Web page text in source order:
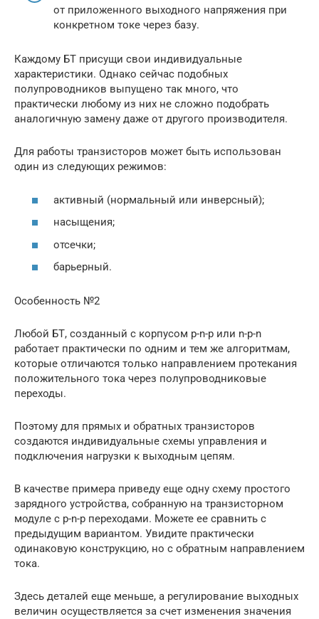
от приложенного выходного напряжения при
конкретном токе через базу.
Каждому БТ присущи свои индивидуальные
характеристики. Однако сейчас подобных
полупроводников выпущено так много, что
практически любому из них не сложно подобрать
аналогичную замену даже от другого производителя.
Для работы транзисторов может быть использован
один из следующих режимов:
активный (нормальный или инверсный);
насыщения;
отсечки;
барьерный.
Особенность №2
Любой БТ, созданный с корпусом p-n-p или n-p-n
работает практически по одним и тем же алгоритмам,
которые отличаются только направлением протекания
положительного тока через полупроводниковые
переходы.
Поэтому для прямых и обратных транзисторов
создаются индивидуальные схемы управления и
подключения нагрузки к выходным цепям.
В качестве примера приведу еще одну схему простого
зарядного устройства, собранную на транзисторном
модуле с p-n-p переходами. Можете ее сравнить с
предыдущим вариантом. Увидите практически
одинаковую конструкцию, но с обратным направлением
тока.
Здесь деталей еще меньше, а регулирование выходных
величин осуществляется за счет изменения значения